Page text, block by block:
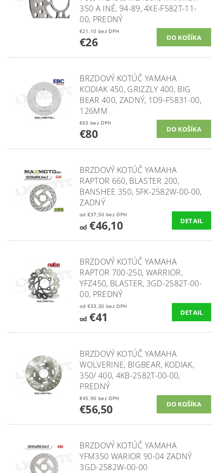
350 A INÉ, 94-89, 4XE-F582T-11-
00, PREDNÝ
€21,10 bez DPH
€26
BRZDOVÝ KOTÚČ YAMAHA
KODIAK 450, GRIZZLY 400, BIG
BEAR 400, ZADNÝ, 1D9-F5831-00,
126MM
€65 bez DPH
€80
BRZDOVÝ KOTÚČ YAMAHA
RAPTOR 660, BLASTER 200,
BANSHEE 350, 5FK-2582W-00-00,
ZADNÝ
od €37,50 bez DPH
od€46,10 DETAIL
BRZDOVÝ KOTÚČ YAMAHA
RAPTOR 700-250, WARRIOR,
YFZ450, BLASTER, 3GD-2582T-00-
00, PREDNÝ
od €33,30 bez DPH
od€41 DETAIL
BRZDOVÝ KOTÚČ YAMAHA
WOLVERINE, BIGBEAR, KODIAK,
350/ 400, 4KB-2582T-00-00,
PREDNÝ
€45,90 bez DPH
€56,50
BRZDOVÝ KOTÚČ YAMAHA
YFM350 WARIOR 90-04 ZADNÝ
3GD-2582W-00-00